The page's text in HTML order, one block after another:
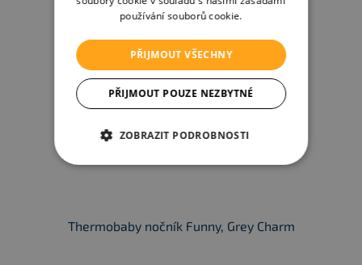
Thermobaby nočník Funny, Grey Charm
používání souborů cookie.
PŘIJMOUT VŠECHNY
PŘIJMOUT POUZE NEZBYTNÉ
ZOBRAZIT PODROBNOSTI